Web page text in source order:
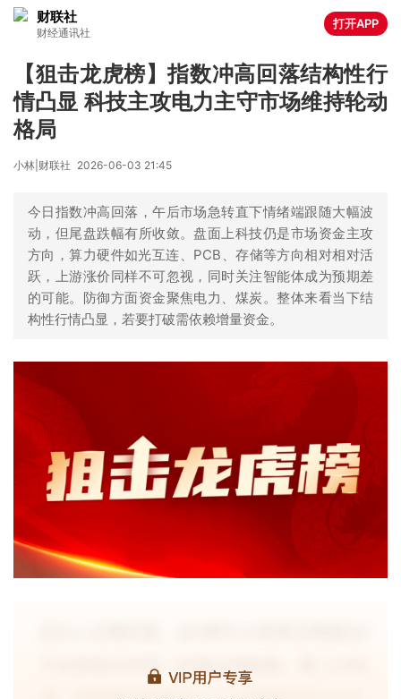
财联社
财经通讯社
打开APP
【狙击龙虎榜】指数冲高回落结构性行
情凸显 科技主攻电力主守市场维持轮动
格局
小林|财联社 2026-06-03 21:45
今日指数冲高回落，午后市场急转直下情绪端跟随大幅波
动，但尾盘跌幅有所收敛。盘面上科技仍是市场资金主攻
方向，算力硬件如光互连、PCB、存储等方向相对相对活
跃，上游涨价同样不可忽视，同时关注智能体成为预期差
的可能。防御方面资金聚焦电力、煤炭。整体来看当下结
构性行情凸显，若要打破需依赖增量资金。